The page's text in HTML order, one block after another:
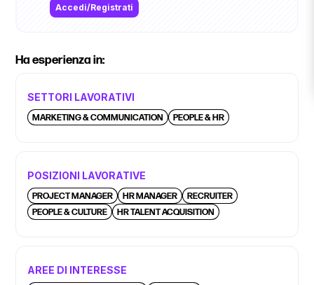
Accedi/Registrati
Ha esperienza in:
SETTORI LAVORATIVI
MARKETING & COMMUNICATION PEOPLE & HR
POSIZIONI LAVORATIVE
PROJECT MANAGER HR MANAGER
RECRUITER
PEOPLE & CULTURE
HR TALENT ACQUISITION
AREE DI INTERESSE